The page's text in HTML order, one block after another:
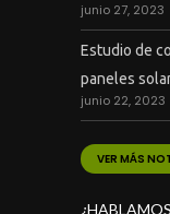
junio 27, 2023
Estudio de
paneles
junio 22, 2023
VER MÁS